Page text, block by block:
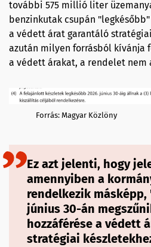
további 575 millió liter
benzinkutak csupán
a védett árat garantáló
azután milyen forrásból kívánja
a védett árakat, a rendelet nem
Forrás: Magyar Közlöny
Ez azt jelenti, hogy
amennyiben a
rendelkezik
június 30-án
hozzáférése a védett
stratégiai